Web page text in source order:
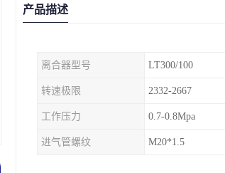
产品描述
离合器型号 LT300/100
转速极限 2332-2667
工作压力 0.7-0.8Mpa
进气管螺纹 M20*1.5